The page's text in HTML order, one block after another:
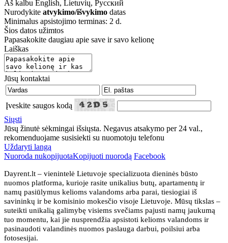
Aš kalbu English, Lietuvių, Русский
Nurodykite atvykimo/išvykimo datas
Minimalus apsistojimo terminas: 2 d.
Šios datos užimtos
Papasakokite daugiau apie save ir savo kelionę
Laiškas
Jūsų kontaktai
Įveskite saugos kodą
Siųsti
Jūsų žinutė sėkmingai išsiųsta. Negavus atsakymo per 24 val.,
rekomenduojame susisiekti su nuomotoju telefonu
Uždaryti langą
Nuoroda nukopijuotaKopijuoti nuorodą Facebook
Dayrent.lt – vienintelė Lietuvoje specializuota dieninės būsto
nuomos platforma, kurioje rasite unikalius butų, apartamentų ir
namų pasiūlymus kelioms valandoms arba parai, tiesiogiai iš
savininkų ir be komisinio mokesčio visoje Lietuvoje. Mūsų tikslas –
suteikti unikalią galimybę visiems svečiams pajusti namų jaukumą
tuo momentu, kai jie nusprendžia apsistoti kelioms valandoms ir
pasinaudoti valandinės nuomos paslauga darbui, poilsiui arba
fotosesijai.